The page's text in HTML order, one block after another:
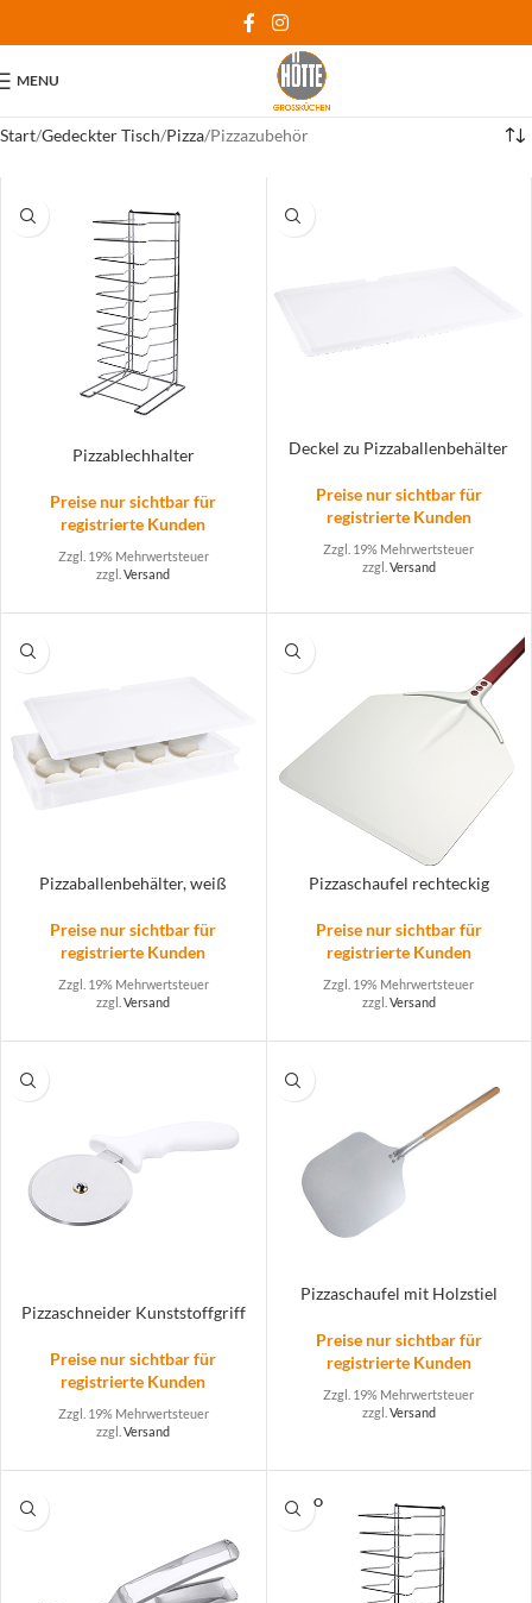
MENU
Start Gedeckter Tisch Pizza Pizzazubehör
Pizzablechhalter
Preise nur sichtbar für
registrierte Kunden
Zzgl. 19% Mehrwertsteuer
zzgl.Versand
Deckel zu Pizzaballenbehälter
Preise nur sichtbar für
registrierte Kunden
Zzgl. 19% Mehrwertsteuer
zzgl. Versand
Pizzaballenbehälter, weiß
Preise nur sichtbar für
registrierte Kunden
Zzgl. 19% Mehrwertsteuer
zzgl.Versand
Pizzaschaufel rechteckig
Preise nur sichtbar für
registrierte Kunden
Zzgl. 19% Mehrwertsteuer
zzgl. Versand
Pizzaschneider Kunststoffgriff
Preise nur sichtbar für
registrierte Kunden
Zzgl. 19% Mehrwertsteuer
zzgl.Versand
Pizzaschaufel mit Holzstiel
Preise nur sichtbar für
registrierte Kunden
Zzgl. 19% Mehrwertsteuer
zzgl. Versand
SOLD O
UT